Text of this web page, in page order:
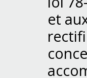
et